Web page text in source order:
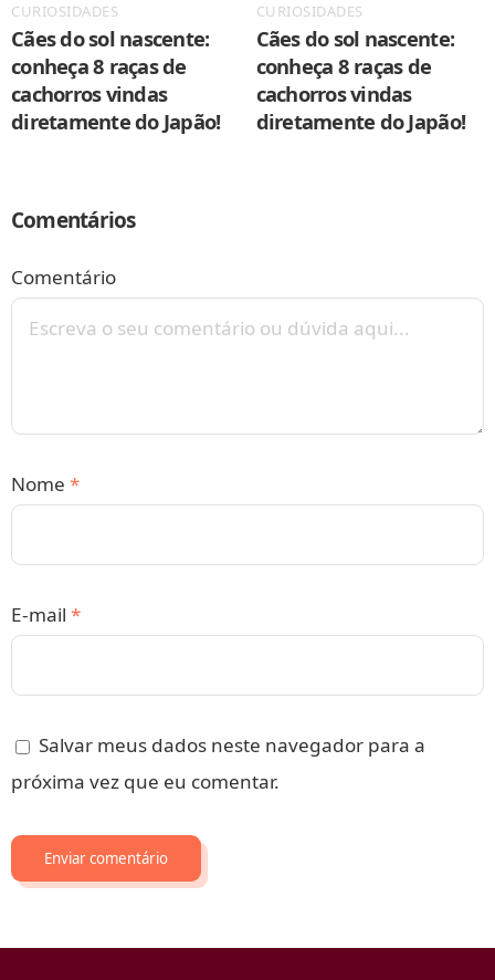
CURIOSIDADES
Cães do sol nascente:
conheça 8 raças de
cachorros vindas
diretamente do Japão!
CURIOSIDADES
Cães do sol nascente:
conheça 8 raças de
cachorros vindas
diretamente do Japão!
Comentários
Comentário
Nome *
E-mail *
Salvar meus dados neste navegador para a
próxima vez que eu comentar.